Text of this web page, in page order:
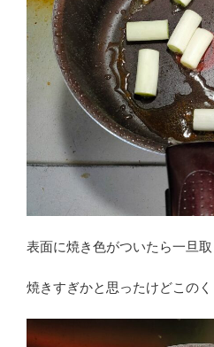
表面に焼き色がついたら一旦取
焼きすぎかと思ったけどこのく